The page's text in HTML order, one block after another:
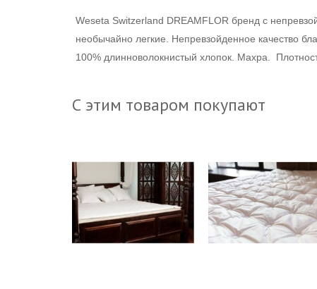
Weseta Switzerland DREAMFLOR бренд с
необычайно легкие. Непревзойденное качество
100% длинноволокнистый хлопок. Махра.
С этим товаром покупают